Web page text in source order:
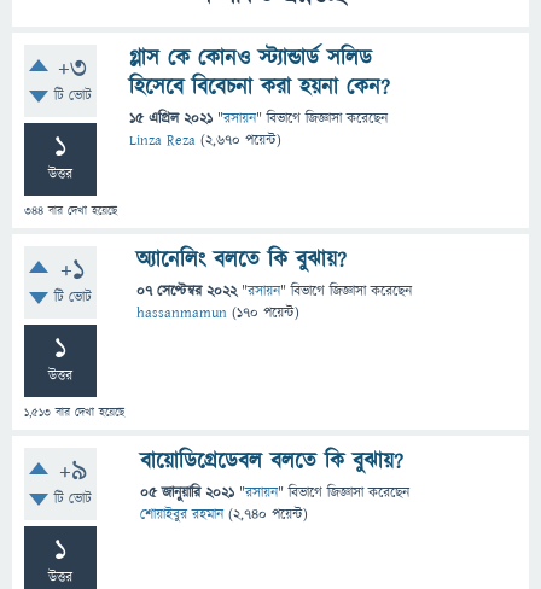
+3
টি ভোট
1
উত্তর
344 বার দেখা হয়েছে
গ্লাস কে কোনও স্ট্যান্ডার্ড সলিড
হিসেবে বিবেচনা করা হয়না কেন?
15 এপ্রিল 2021 "রসায়ন" বিভাগে জিজ্ঞাসাকরেছেন
Linza Reza (2,670 পয়েন্ট)
+1
টি ভোট
1
উত্তর
1,513 বার দেখা হয়েছে
অ্যানেলিং বলতে কি বুঝায়?
07 সেপ্টেম্বর 2022 "রসায়ন" বিভাগে জিজ্ঞাসাকরেছেন
hassanmamun (170 পয়েন্ট)
+9
টি ভোট
1
উত্তর
বায়োডিগ্রেডেবল বলতে কি বুঝায়?
05 জানুয়ারি 2021 "রসায়ন" বিভাগে জিজ্ঞাসাকরেছেন
শোয়াইবুর রহমান (2,740 পয়েন্ট)